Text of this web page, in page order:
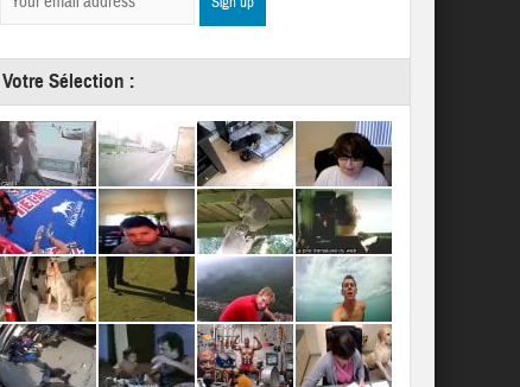
Votre Sélection :